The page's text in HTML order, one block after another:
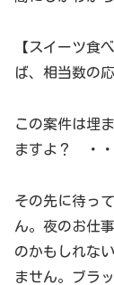
【スイーツ食
ば、相当数の
この案件は埋
ますよ？ ・・
その先に待っ
ん。夜のお仕
のかもしれな
ません。ブラ